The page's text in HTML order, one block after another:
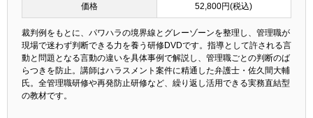
価格 52,800円(税込)
裁判例をもとに、パワハラの境界線とグレーゾーンを整理し、管理職が
現場で迷わず判断できる力を養う研修DVDです。指導として許される言
動と問題となる言動の違いを具体事例で解説し、管理職ごとの判断のば
らつきを防止。講師はハラスメント案件に精通した弁護士・佐久間大輔
氏。全管理職研修や再発防止研修など、繰り返し活用できる実務直結型
の教材です。